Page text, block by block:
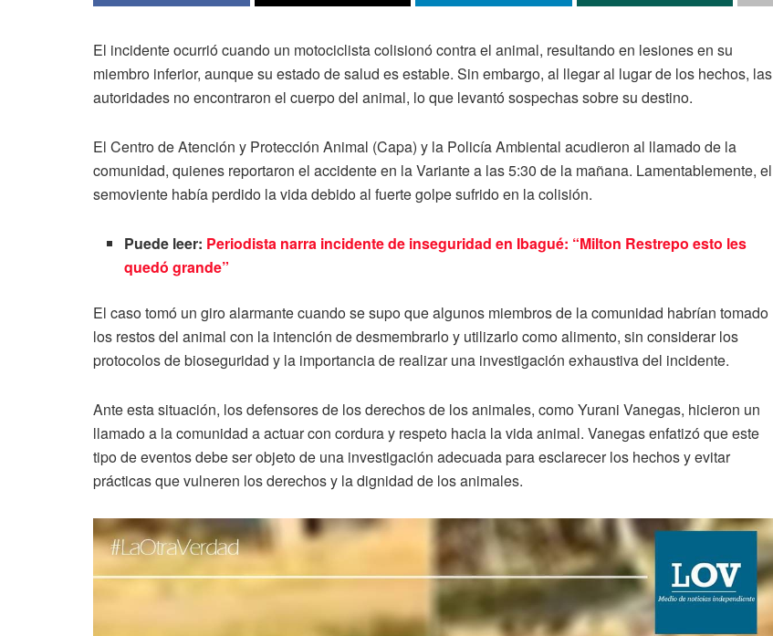
El incidente ocurrió cuando un motociclista colisionó contra el animal, resultando en lesiones en su
miembro inferior, aunque su estado de salud es estable. Sin embargo, al llegar al lugar de los hechos, las
autoridades no encontraron el cuerpo del animal, lo que levantó sospechas sobre su destino.
El Centro de Atención y Protección Animal (Capa) y la Policía Ambiental acudieron al llamado de la
comunidad, quienes reportaron el accidente en la Variante a las 5:30 de la mañana. Lamentablemente, el
semoviente había perdido la vida debido al fuerte golpe sufrido en la colisión.
Puede leer: Periodista narra incidente de inseguridad en Ibagué: “Milton Restrepo esto les
quedó grande”
El caso tomó un giro alarmante cuando se supo que algunos miembros de la comunidad habrían tomado
los restos del animal con la intención de desmembrarlo y utilizarlo como alimento, sin considerar los
protocolos de bioseguridad y la importancia de realizar una investigación exhaustiva del incidente.
Ante esta situación, los defensores de los derechos de los animales, como Yurani Vanegas, hicieron un
llamado a la comunidad a actuar con cordura y respeto hacia la vida animal. Vanegas enfatizó que este
tipo de eventos debe ser objeto de una investigación adecuada para esclarecer los hechos y evitar
prácticas que vulneren los derechos y la dignidad de los animales.